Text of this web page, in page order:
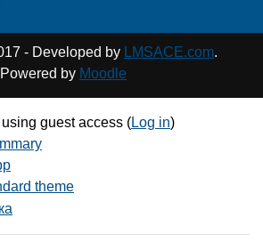
- Developed by LMSACE.com.
Powered by Moodle
guest access (Log in)
theme